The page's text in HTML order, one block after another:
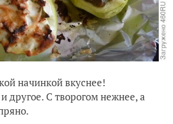
начинкой вкуснее!
другое. С творогом нежнее, а